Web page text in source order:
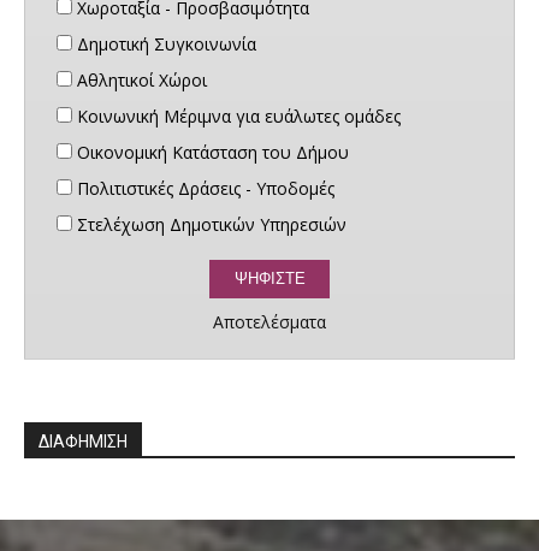
Χωροταξία - Προσβασιμότητα
Δημοτική Συγκοινωνία
Αθλητικοί Χώροι
Κοινωνική Μέριμνα για ευάλωτες ομάδες
Οικονομική Κατάσταση του Δήμου
Πολιτιστικές Δράσεις - Υποδομές
Στελέχωση Δημοτικών Υπηρεσιών
Αποτελέσματα
ΔΙΑΦΗΜΙΣΗ